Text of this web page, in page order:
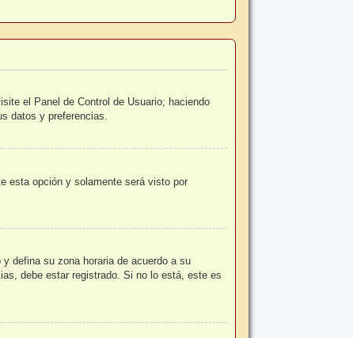
el Panel de Control de Usuario; haciendo
datos y preferencias.
esta opción y solamente será visto por
defina su zona horaria de acuerdo a su
debe estar registrado. Si no lo está, este es